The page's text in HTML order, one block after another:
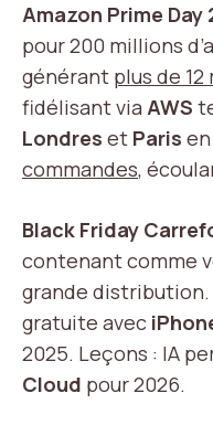
Amazon Prime Day
pour 200 millions
générant plus de
fidélisant via AWS
Londres et Paris
commandes,
Black Friday
contenant comme
grande distribution.
gratuite avec
2025. Leçons : IA
Cloud pour 2026.